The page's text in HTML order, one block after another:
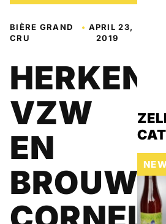
BIÈRE GRAND
CRU
• APRIL 23,
2019
VZW
EN